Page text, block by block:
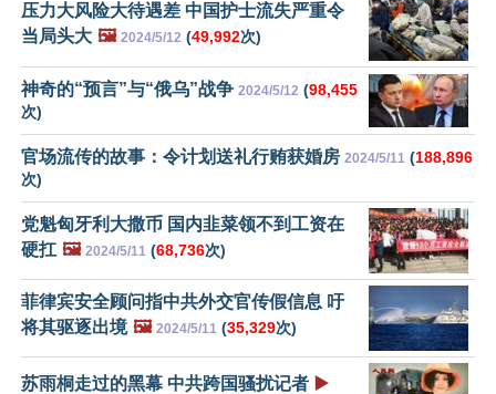
压力大风险大待遇差 中国护士流失严重令
当局头大 🖼️ 2024/5/12 (49,992次)
神奇的“预言”与“俄乌”战争 2024/5/12 (98,455
次)
官场流传的故事：令计划送礼行贿获婚房 2024/5/11 (188,896
次)
党魁匈牙利大撒币 国内韭菜领不到工资在
硬扛 🖼️ 2024/5/11 (68,736次)
菲律宾安全顾问指中共外交官传假信息 吁
将其驱逐出境 🖼️ 2024/5/11 (35,329次)
苏雨桐走过的黑幕 中共跨国骚扰记者 ▶️